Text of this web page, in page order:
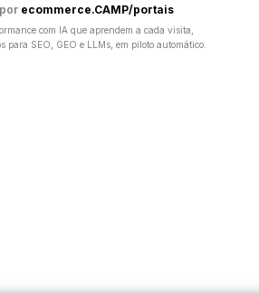
ecommerce.CAMP/portais
com IA que aprendem a cada visita,
para SEO, GEO e LLMs, em piloto automático.